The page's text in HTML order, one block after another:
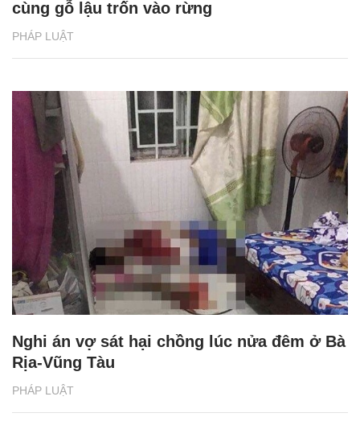
PHÁP LUẬT
cùng gỗ lậu trốn vào rừng
PHÁP LUẬT
Nghi án vợ sát hại chồng lúc nửa đêm ở Bà
Rịa-Vũng Tàu